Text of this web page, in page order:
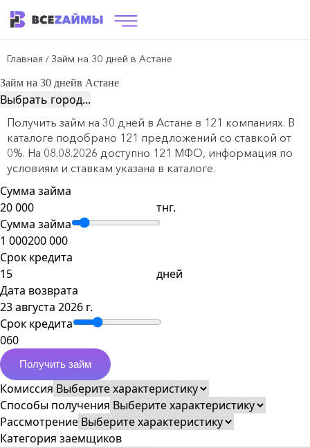
Главная / Займ на 30 дней в Астане
Займ на 30 днейв Астане
Выбрать город...
Получить займ на 30 дней в Астане в 121 компаниях. В
каталоге подобрано 121 предложений со ставкой от
0%. На 08.08.2026 доступно 121 МФО, информация по
условиям и ставкам указана в каталоге.
Сумма займа
тнг.
Сумма займа
1 000200 000
Срок кредита
дней
Дата возврата
23 августа 2026 г.
Срок кредита
060
Получить займ
Комиссия
Способы получения
Рассмотрение
Категория заемщиков